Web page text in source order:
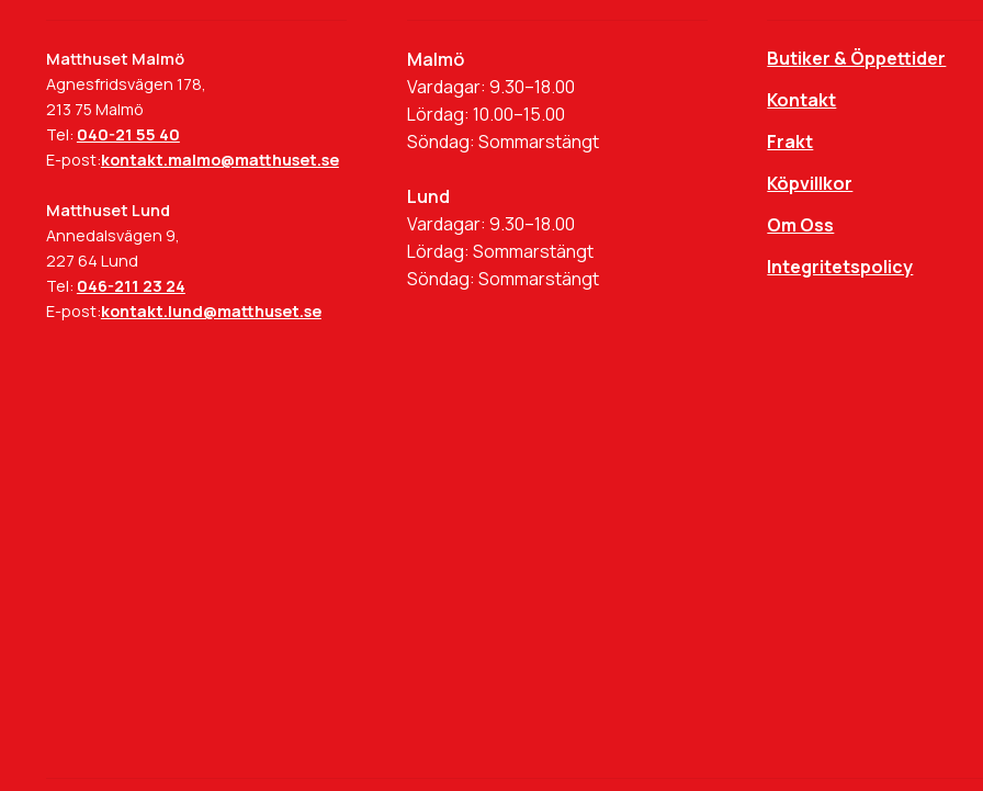
Matthuset Malmö
Agnesfridsvägen 178,
213 75 Malmö
Tel: 040-21 55 40
E-post:kontakt.malmo@matthuset.se
Matthuset Lund
Annedalsvägen 9,
227 64 Lund
Tel: 046-211 23 24
E-post:kontakt.lund@matthuset.se
Malmö
Vardagar: 9.30–18.00
Lördag: 10.00–15.00
Söndag: Sommarstängt
Lund
Vardagar: 9.30–18.00
Lördag: Sommarstängt
Söndag: Sommarstängt
Butiker & Öppettider
Kontakt
Frakt
Köpvillkor
Om Oss
Integritetspolicy